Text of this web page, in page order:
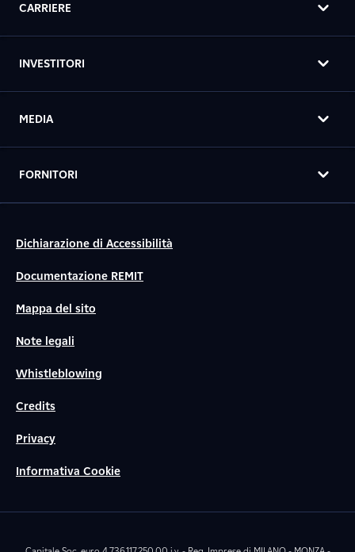
CARRIERE
INVESTITORI
MEDIA
FORNITORI
Dichiarazione di Accessibilità
Documentazione REMIT
Mappa del sito
Note legali
Whistleblowing
Credits
Privacy
Informativa Cookie